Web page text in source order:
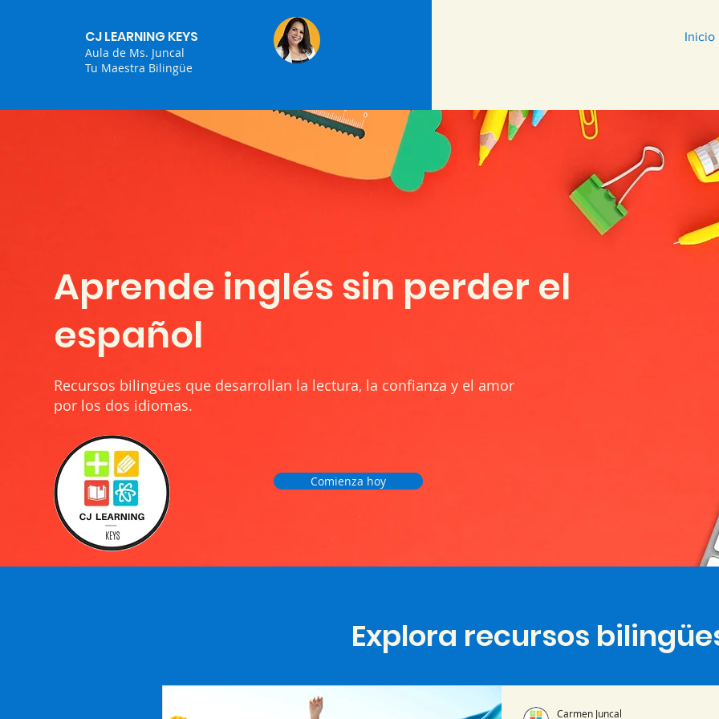
CJ LEARNING KEYS
Aula de Ms. Juncal
Tu Maestra Bilingüe
Inicio
Aprende inglés sin perder el
español
Recursos bilingües que desarrollan la lectura, la confianza y el amor
por los dos idiomas.
Comienza hoy
Explora recursos
Carmen Juncal